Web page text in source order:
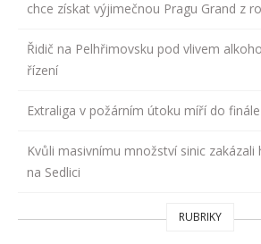
chce získat výjimečnou Pragu Grand z
Řidič na Pelhřimovsku pod vlivem
řízení
Extraliga v požárním útoku míří do finále
Kvůli masivnímu množství sinic zakázali
na Sedlici
RUBRIKY